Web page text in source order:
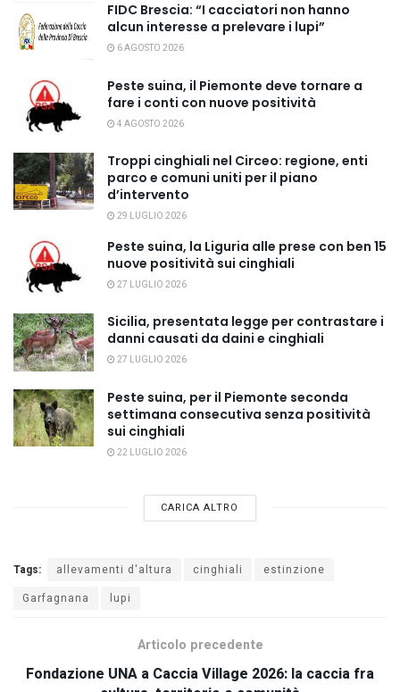
FIDC Brescia: “I cacciatori non hanno
alcun interesse a prelevare i lupi”
6 AGOSTO 2026
Peste suina, il Piemonte deve tornare a
fare i conti con nuove positività
4 AGOSTO 2026
Troppi cinghiali nel Circeo: regione, enti
parco e comuni uniti per il piano
d’intervento
29 LUGLIO 2026
Peste suina, la Liguria alle prese con ben 15
nuove positività sui cinghiali
27 LUGLIO 2026
Sicilia, presentata legge per contrastare i
danni causati da daini e cinghiali
27 LUGLIO 2026
Peste suina, per il Piemonte seconda
settimana consecutiva senza positività
sui cinghiali
22 LUGLIO 2026
CARICA ALTRO
Tags: allevamenti d'altura cinghiali
estinzione
Garfagnana
lupi
Articolo precedente
Fondazione UNA a Caccia Village 2026: la caccia fra